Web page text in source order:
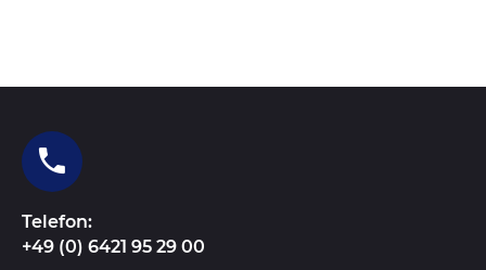
Telefon:
+49 (0) 6421 95 29 00